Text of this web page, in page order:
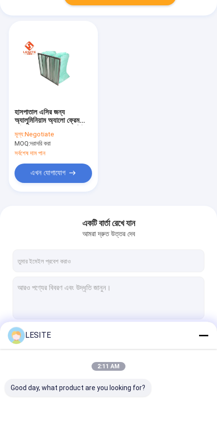
পণ্য
হাসপাতাল এসির জন্য
অ্যালুমিনিয়াম অ্যালো ফ্রেম
ব্যবহার করুন
মূল্য:Negotiate
MOQ:দরাদরি করা
সর্বশেষ দাম পান
এখন যোগাযোগ
একটি বার্তা রেখে যান
আমরা দ্রুত উত্তর দেব
LESITE
2:11 AM
Good day, what product are you looking for?